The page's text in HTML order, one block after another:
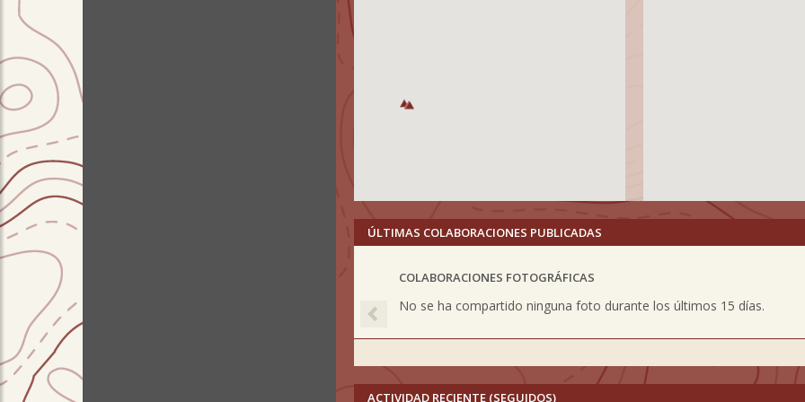
ÚLTIMAS COLABORACIONES PUBLICADAS
COLABORACIONES FOTOGRÁFICAS
No se ha compartido ninguna foto durante los últimos 15 días.
Previous
ACTIVIDAD RECIENTE (SEGUIDOS)